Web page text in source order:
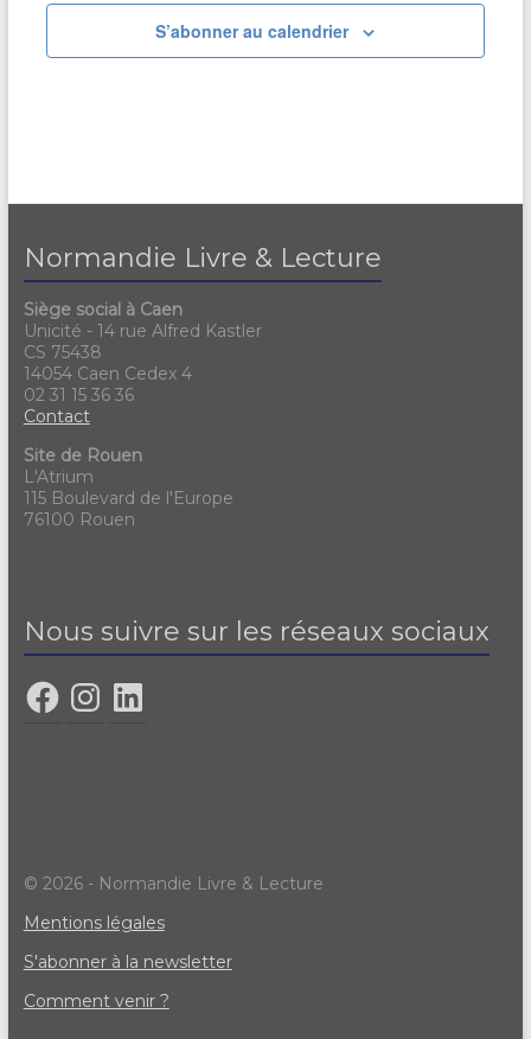
S’abonner au calendrier
Normandie Livre & Lecture
Siège social à Caen
Unicité - 14 rue Alfred Kastler
CS 75438
14054 Caen Cedex 4
02 31 15 36 36
Contact
Site de Rouen
L'Atrium
115 Boulevard de l'Europe
76100 Rouen
Nous suivre sur les réseaux sociaux
© 2026 - Normandie Livre & Lecture
Mentions légales
S'abonner à la newsletter
Comment venir ?